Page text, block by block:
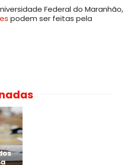
Federal do Maranhão,
podem ser feitas pela